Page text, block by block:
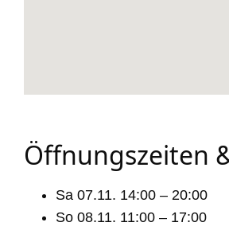
Öffnungszeiten
Sa 07.11. 14:00 – 20:00
So 08.11. 11:00 – 17:00